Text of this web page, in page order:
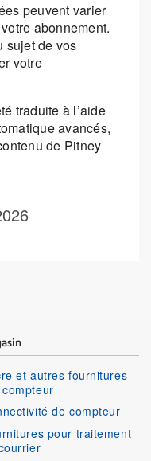
peuvent varier
abonnement.
sujet de vos
votre
traduite à l’aide
avancés,
de Pitney
et autres fournitures
de compteur
pour traitement